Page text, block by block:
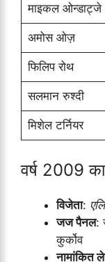
माइकल ओन्डाट्जे
अमोस ओज़
फिलिप रोथ
सलमान रुश्दी
मिशेल टर्नियर
वर्ष 2009
विजेता:
जज पैनल:
कुर्कोव
नामांकित